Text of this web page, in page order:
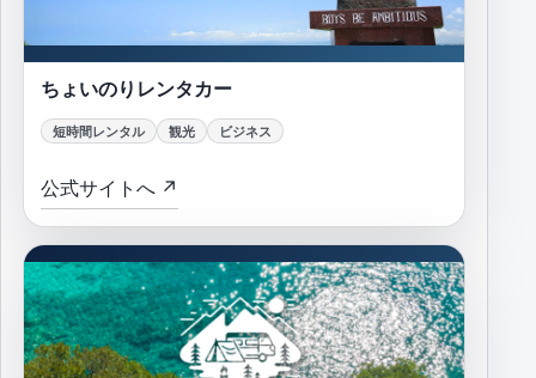
ちょいのりレンタカー
ちょいのりレンタカー
短時間レンタル 観光 ビジネス
公式サイトへ ↗